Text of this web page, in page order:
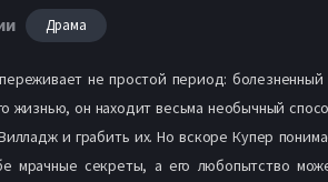
Драма
не простой период:
жизнью, он находит весьма необычный
и грабить их. Но вскоре Купер
мрачные секреты, а его любопытство